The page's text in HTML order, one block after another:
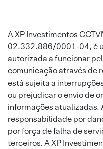
A XP Investimentos
02.332.886/0001-04, é
autorizada a funcionar
comunicação através de
está sujeita a
ou prejudicar o envio de
informações atualizadas.
responsabilidade por
por força de falha de
terceiros. A XP